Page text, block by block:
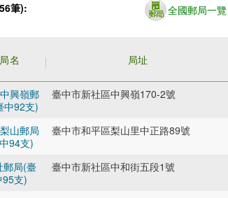
筆): 全國郵局一覽
局名 局址
興嶺郵
中92支)
臺中市新社區中興嶺170-2號
山郵局
94支)
臺中市和平區梨山里中正路89號
郵局(臺
95支)
臺中市新社區中和街五段1號